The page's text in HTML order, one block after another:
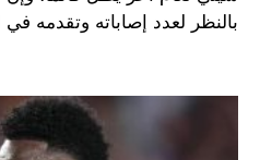
بالنظر لعدد إصاباته وتقدمه في